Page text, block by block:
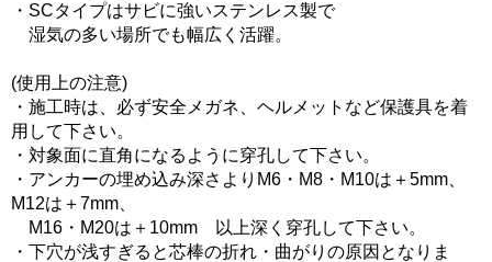
・SCタイプはサビに強いステンレス製で
湿気の多い場所でも幅広く活躍。
(使用上の注意)
・施工時は、必ず安全メガネ、ヘルメットなど保護具を着
用して下さい。
・対象面に直角になるように穿孔して下さい。
・アンカーの埋め込み深さよりM6・M8・M10は＋5mm、
M12は＋7mm、
M16・M20は＋10mm 以上深く穿孔して下さい。
・下穴が浅すぎると芯棒の折れ・曲がりの原因となりま